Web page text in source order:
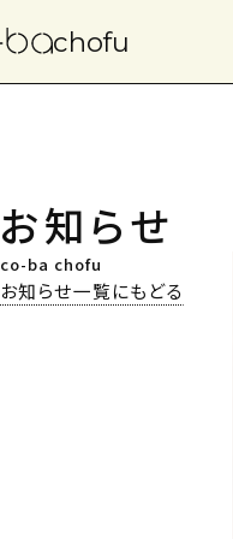
chofu
お知らせ
co-ba chofu
お知らせ一覧にもどる